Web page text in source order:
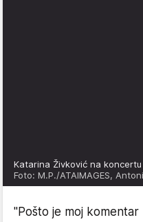
Katarina Živković na
Foto: M.P./ATAIMAGES,
"Pošto je moj komentar